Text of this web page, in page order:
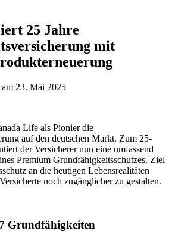
25 Jahre
mit
am 23. Mai 2025
Life als Pionier die
auf den deutschen Markt. Zum 25-
der Versicherer nun eine umfassend
Premium Grundfähigkeitsschutzes. Ziel
an die heutigen Lebensrealitäten
noch zugänglicher zu gestalten.
Grundfähigkeiten